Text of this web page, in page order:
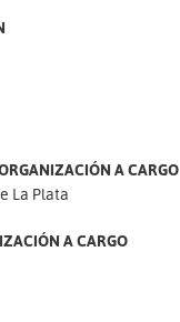
A CARGO
La Plata
A CARGO